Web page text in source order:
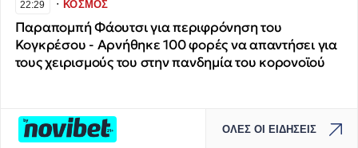
22:29 ΚΟΣΜΟΣ
Παραπομπή Φάουτσι για περιφρόνηση του
Κογκρέσου - Αρνήθηκε 100 φορές να απαντήσει για
τους χειρισμούς του στην πανδημία του κορονοϊού
ΟΛΕΣ ΟΙ ΕΙΔΗΣΕΙΣ